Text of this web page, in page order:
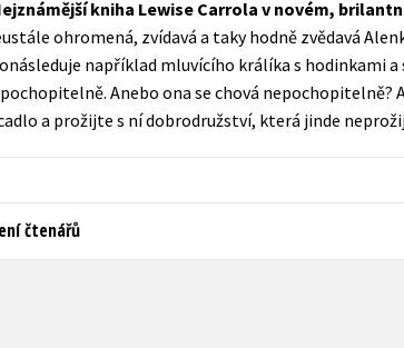
Jazyky
Kalendáře
Kariéra a osobní rozvoj
Populárně -
Populárně -
Předškoláci
Příroda a
kniha Lewise Carrola v novém,
ohromená, zvídavá a taky hodně zvědavá
například mluvícího králíka s hodinkami
Anebo ona se chová nepochopitelně?
a prožijte s ní dobrodružství, která jinde
čtenářů